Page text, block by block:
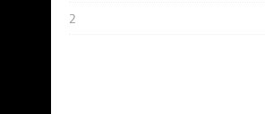
2